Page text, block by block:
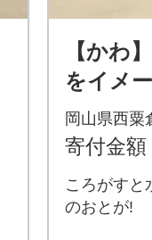
【かわ
をイメ
玩具
岡山県西粟
寄付金額
ころがすと
のおとが!